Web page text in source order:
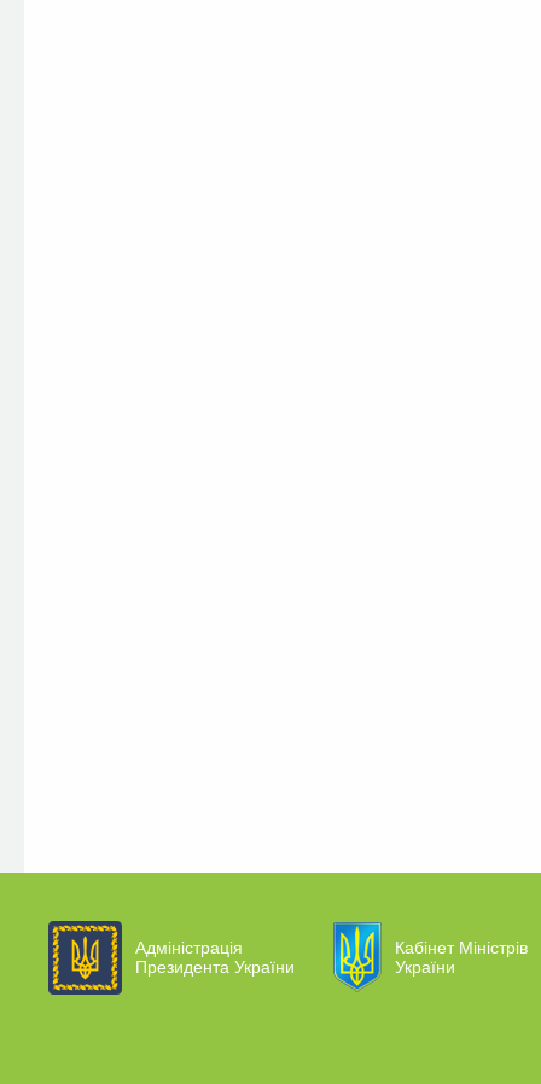
Адміністрація
Президента України
Кабінет Міністрів
України